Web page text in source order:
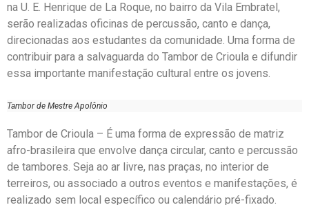
na U. E. Henrique de La Roque, no bairro da Vila Embratel,
serão realizadas oficinas de percussão, canto e dança,
direcionadas aos estudantes da comunidade. Uma forma de
contribuir para a salvaguarda do Tambor de Crioula e difundir
essa importante manifestação cultural entre os jovens.
Tambor de Mestre Apolônio
Tambor de Crioula – É uma forma de expressão de matriz
afro-brasileira que envolve dança circular, canto e percussão
de tambores. Seja ao ar livre, nas praças, no interior de
terreiros, ou associado a outros eventos e manifestações, é
realizado sem local específico ou calendário pré-fixado.